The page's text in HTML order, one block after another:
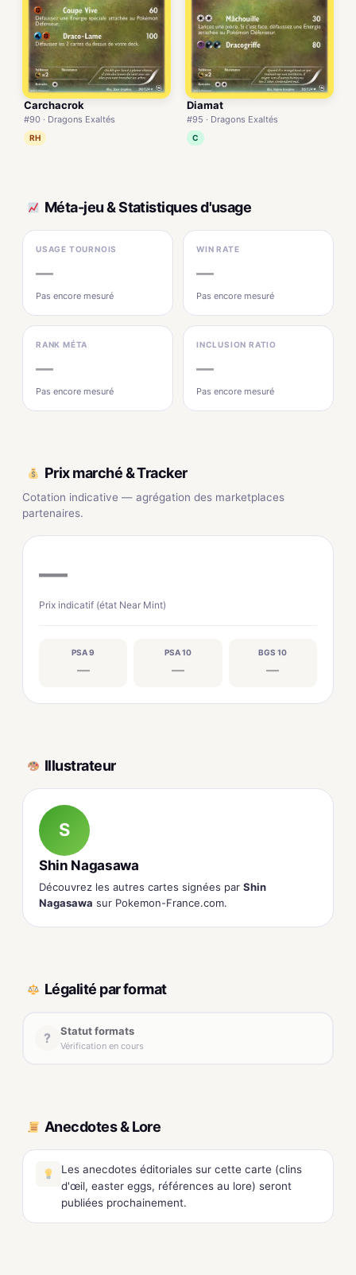
Carchacrok
#90 · Dragons Exaltés
RH
Diamat
#95 · Dragons Exaltés
C
Méta-jeu & Statistiques d'usage
USAGE TOURNOIS
—
Pas encore mesuré
WIN RATE
—
Pas encore mesuré
RANK MÉTA
—
Pas encore mesuré
INCLUSION RATIO
—
Pas encore mesuré
Prix marché & Tracker
Cotation indicative — agrégation des marketplaces
partenaires.
—
Prix indicatif (état Near Mint)
PSA 9
—
PSA 10
—
BGS 10
—
Illustrateur
S
Shin Nagasawa
Découvrez les autres cartes signées par Shin
Nagasawa sur Pokemon-France.com.
Légalité par format
? Statut formats
Vérification en cours
Anecdotes & Lore
Les anecdotes éditoriales sur cette carte (clins
d'œil, easter eggs, références au lore) seront
publiées prochainement.